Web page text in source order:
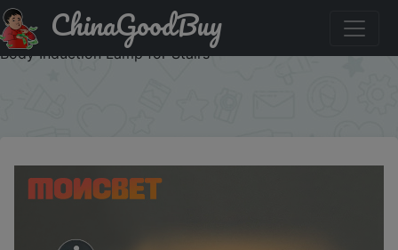
Купить: Motion Sensor Light Double Side Lighting LED
Night Light USB Rechargeable Wireless Magnetic Human
Body Induction Lamp for Stairs
ChinaGoodBuy